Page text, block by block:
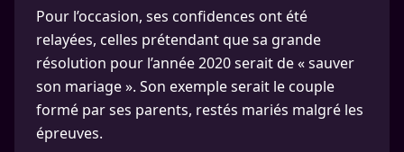
Pour l’occasion, ses confidences ont été
relayées, celles prétendant que sa grande
résolution pour l’année 2020 serait de « sauver
son mariage ». Son exemple serait le couple
formé par ses parents, restés mariés malgré les
épreuves.